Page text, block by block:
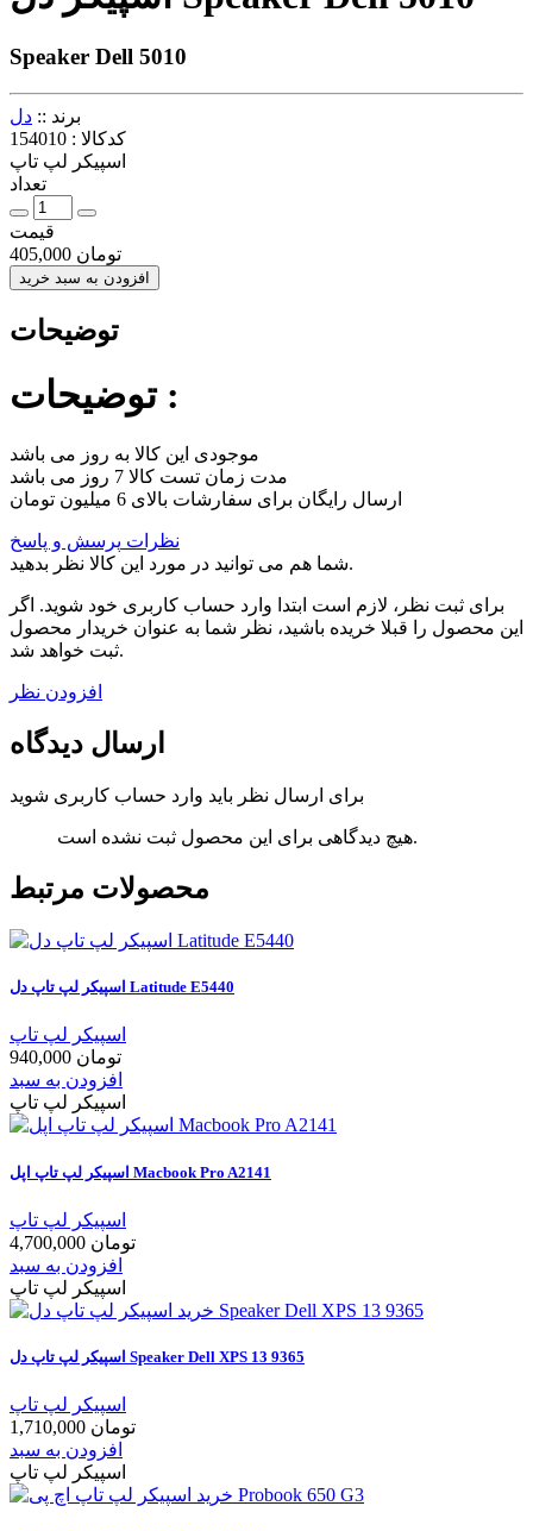
Speaker Dell 5010
برند :: دل
کدکالا : 154010
اسپیکر لپ تاپ
تعداد
قیمت
405,000 تومان
افزودن به سبد خرید
توضیحات
توضیحات :
موجودی این کالا به روز می باشد
مدت زمان تست کالا 7 روز می باشد
ارسال رایگان برای سفارشات بالای 6 میلیون تومان
نظرات پرسش و پاسخ
شما هم می توانید در مورد این کالا نظر بدهید.
برای ثبت نظر، لازم است ابتدا وارد حساب کاربری خود شوید. اگر
این محصول را قبلا خریده باشید، نظر شما به عنوان خریدار محصول
ثبت خواهد شد.
افزودن نظر
ارسال دیدگاه
برای ارسال نظر باید وارد حساب کاربری شوید
هیچ دیدگاهی برای این محصول ثبت نشده است.
محصولات مرتبط
اسپيکر لپ تاپ دل Latitude E5440
اسپیکر لپ تاپ
940,000 تومان
افزودن به سبد
اسپیکر لپ تاپ
اسپيکر لپ تاپ اپل Macbook Pro A2141
اسپیکر لپ تاپ
4,700,000 تومان
افزودن به سبد
اسپیکر لپ تاپ
اسپيکر لپ تاپ دل Speaker Dell XPS 13 9365
اسپیکر لپ تاپ
1,710,000 تومان
افزودن به سبد
اسپیکر لپ تاپ